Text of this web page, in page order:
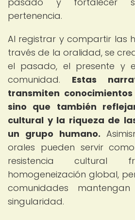
pertenencia.
Al registrar y compartir las
través de la oralidad, se
el pasado, el presente y
comunidad. Estas
transmiten
sino que también
cultural y la riqueza de
un grupo humano.
orales pueden servir
resistencia
homogeneización global,
comunidades
singularidad.